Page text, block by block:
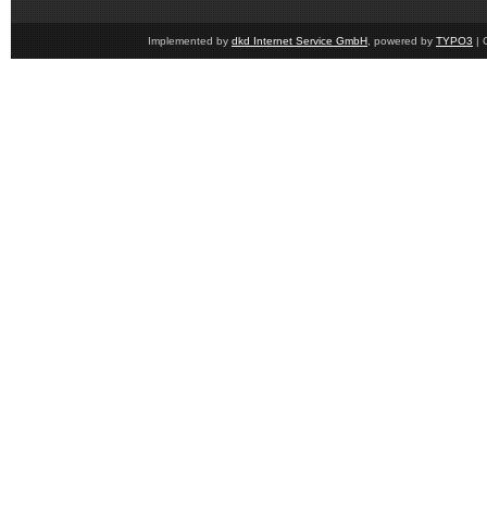
Implemented by dkd Internet Service GmbH , powered by TYPO3 |